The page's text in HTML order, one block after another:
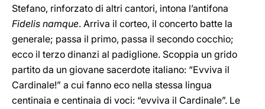
Stefano, rinforzato di altri cantori, intona l’antifona
Fidelis namque. Arriva il corteo, il concerto batte la
generale; passa il primo, passa il secondo cocchio;
ecco il terzo dinanzi al padiglione. Scoppia un grido
partito da un giovane sacerdote italiano: “Evviva il
Cardinale!” a cui fanno eco nella stessa lingua
centinaia e centinaia di voci: “evviva il Cardinale”. Le